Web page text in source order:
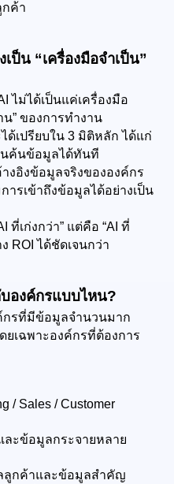
ค้า
ป็น “เครื่องมือจำเป็น”
ไม่ได้เป็นแค่เครื่องมือ
น” ของการทำงาน
ด้เปรียบใน 3 มิติหลัก ได้แก่
ค้นข้อมูลได้ทันที
งอิงข้อมูลจริงขององค์กร
ารเข้าถึงข้อมูลได้อย่างเป็น
ที่เก่งกว่า” แต่คือ “AI ที่
ROI ได้ชัดเจนกว่า
องค์กรแบบไหน?
กรที่มีข้อมูลจำนวนมาก
เฉพาะองค์กรที่ต้องการ
/ Sales / Customer
ละข้อมูลกระจายหลาย
ลูกค้าและข้อมูลสำคัญ